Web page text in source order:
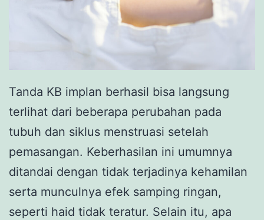
Tanda KB implan berhasil bisa langsung
terlihat dari beberapa perubahan pada
tubuh dan siklus menstruasi setelah
pemasangan. Keberhasilan ini umumnya
ditandai dengan tidak terjadinya kehamilan
serta munculnya efek samping ringan,
seperti haid tidak teratur. Selain itu, apa